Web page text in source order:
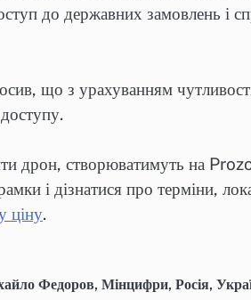
до державних замовлень і
що з урахуванням
дрон, створюватимуть на
і дізнатися про терміни,
ціну.
Федоров, Мінцифри, Росія,